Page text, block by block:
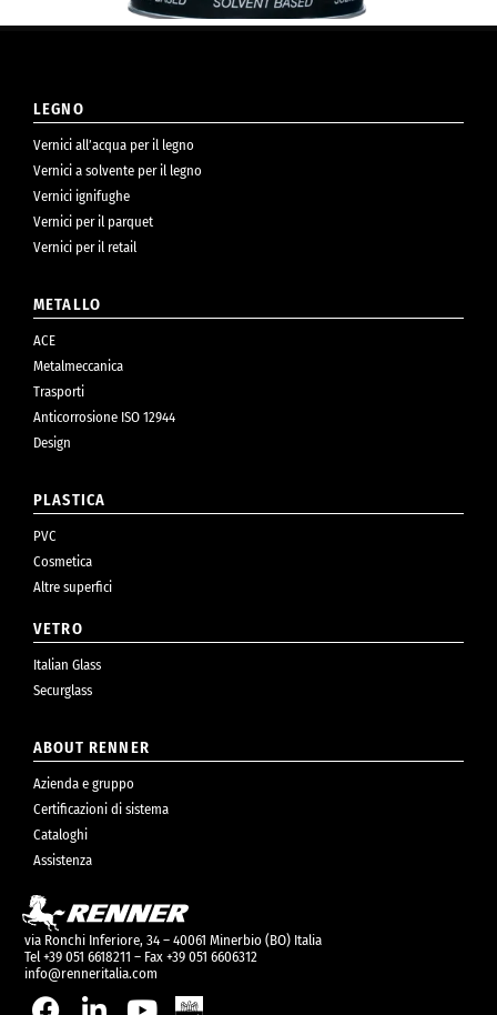
LEGNO
Vernici all’acqua per il legno
Vernici a solvente per il legno
Vernici ignifughe
Vernici per il parquet
Vernici per il retail
METALLO
ACE
Metalmeccanica
Trasporti
Anticorrosione ISO 12944
Design
PLASTICA
PVC
Cosmetica
Altre superfici
VETRO
Italian Glass
Securglass
ABOUT RENNER
Azienda e gruppo
Certificazioni di sistema
Cataloghi
Assistenza
via Ronchi Inferiore, 34 – 40061 Minerbio (BO) Italia
Tel +39 051 6618211 – Fax +39 051 6606312
info@renneritalia.com